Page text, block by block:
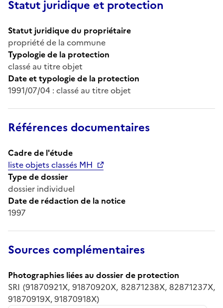
Statut juridique et protection
Statut juridique du propriétaire
propriété de la commune
Typologie de la protection
classé au titre objet
Date et typologie de la protection
1991/07/04 : classé au titre objet
Références documentaires
Cadre de l'étude
liste objets classés MH
Type de dossier
dossier individuel
Date de rédaction de la notice
1997
Sources complémentaires
Photographies liées au dossier de protection
SRI (91870921X, 91870920X, 82871238X, 82871237X,
91870919X, 91870918X)